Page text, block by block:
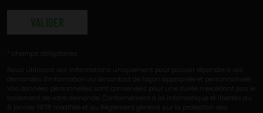
champs obligatoires
Nous utilisons vos informations uniquement pour pouvoir répondre à vos
demandes d'information ou de contact de façon appropriée et personnalisée.
Vos données personnelles sont conservées pour une durée n’excédant pas le
traitement de votre demande. Conformément à loi informatique et libertés du
6 janvier 1978 modifiée et au Règlement général sur la protection des